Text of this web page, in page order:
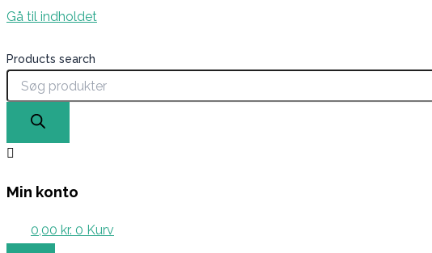
Gå til indholdet
Products search
Min konto
0,00 kr. 0 Kurv